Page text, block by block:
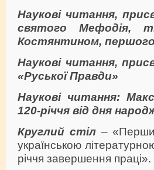
Наукові читання,
святого Мефодія,
Костянтином, першого
Наукові читання,
«Руської Правди»
Наукові читання:
120-річчя від дня
Круглий стіл–
українською
річчя завершення праці».